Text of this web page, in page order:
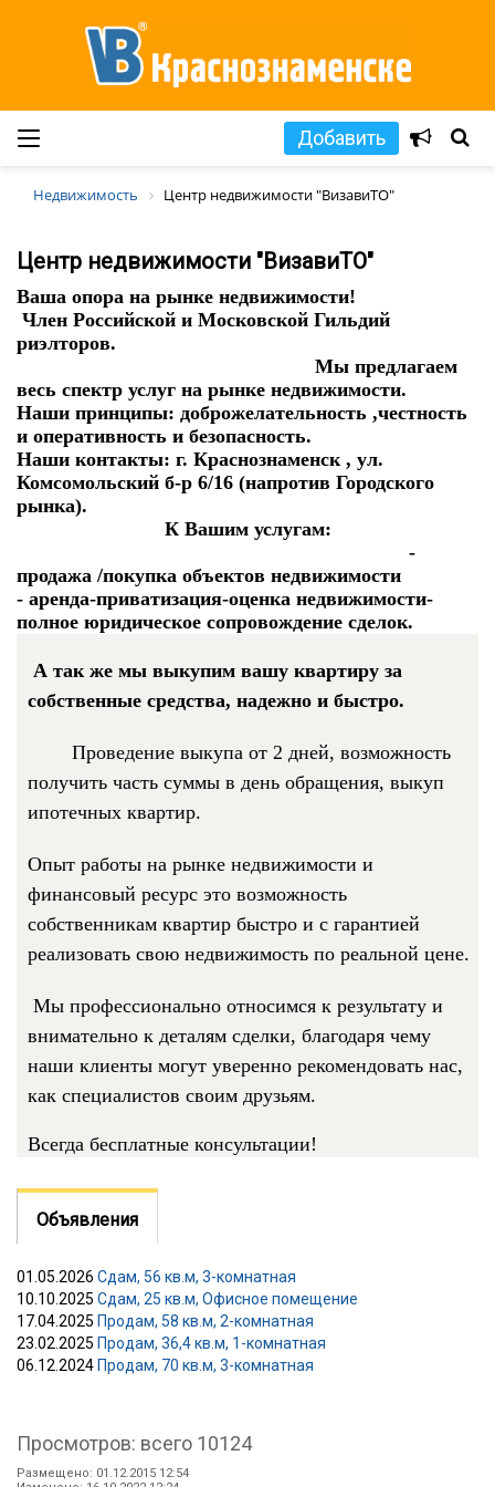
Добавить
Недвижимость Центр недвижимости "ВизавиТО"
Центр недвижимости "ВизавиТО"
Ваша опора на рынке недвижимости!
Член Российской и Московской Гильдий
риэлторов.
Мы предлагаем
весь спектр услуг на рынке недвижимости.
Наши принципы: доброжелательность ,честность
и оперативность и безопасность.
Наши контакты: г. Краснознаменск , ул.
Комсомольский б-р 6/16 (напротив Городского
рынка).
К Вашим услугам:
-
продажа /покупка объектов недвижимости
- аренда-приватизация-оценка недвижимости-
полное юридическое сопровождение сделок.
А так же мы выкупим вашу квартиру за
собственные средства, надежно и быстро.
Проведение выкупа от 2 дней, возможность
получить часть суммы в день обращения, выкуп
ипотечных квартир.
Опыт работы на рынке недвижимости и
финансовый ресурс это возможность
собственникам квартир быстро и с гарантией
реализовать свою недвижимость по реальной цене.
Мы профессионально относимся к результату и
внимательно к деталям сделки, благодаря чему
наши клиенты могут уверенно рекомендовать нас,
как специалистов своим друзьям.
Всегда бесплатные консультации!
Объявления
01.05.2026 Сдам, 56 кв.м, 3-комнатная
10.10.2025 Сдам, 25 кв.м, Офисное помещение
17.04.2025 Продам, 58 кв.м, 2-комнатная
23.02.2025 Продам, 36,4 кв.м, 1-комнатная
06.12.2024Продам, 70 кв.м, 3-комнатная
Просмотров: всего 10124
Размещено: 01.12.2015 12:54